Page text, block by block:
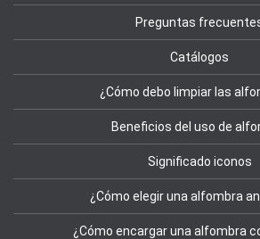
Preguntas
Catálogos
¿Cómo debo limpiar las
Beneficios del uso de
Significado iconos
¿Cómo elegir una alfombra
¿Cómo encargar una alfombra